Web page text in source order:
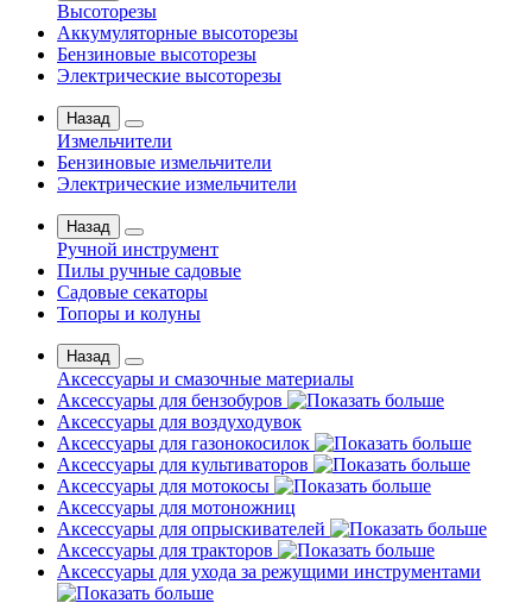
Высоторезы
Аккумуляторные высоторезы
Бензиновые высоторезы
Электрические высоторезы
Назад
Измельчители
Бензиновые измельчители
Электрические измельчители
Назад
Ручной инструмент
Пилы ручные садовые
Садовые секаторы
Топоры и колуны
Назад
Аксессуары и смазочные материалы
Аксессуары для бензобуров
Аксессуары для воздуходувок
Аксессуары для газонокосилок
Аксессуары для культиваторов
Аксессуары для мотокосы
Аксессуары для мотоножниц
Аксессуары для опрыскивателей
Аксессуары для тракторов
Аксессуары для ухода за режущими инструментами